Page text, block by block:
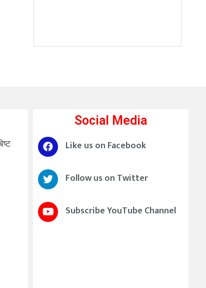
Social Media
Like us on Facebook
Follow us on Twitter
Subscribe YouTube Channel